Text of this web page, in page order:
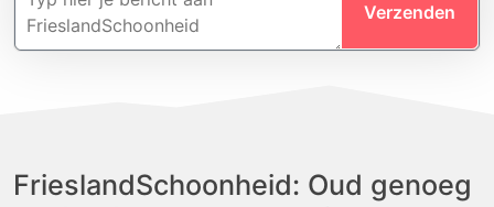
Verzenden
FrieslandSchoonheid: Oud genoeg